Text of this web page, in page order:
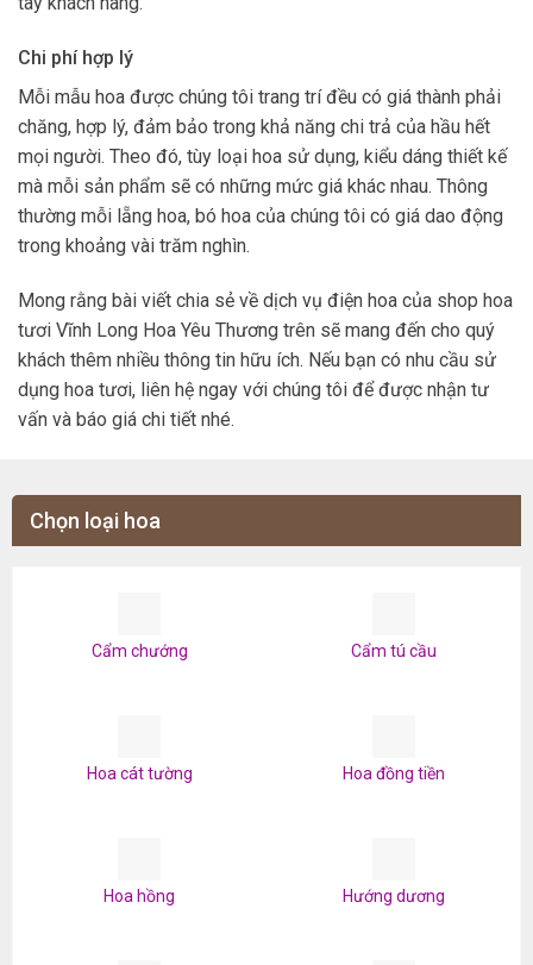
Chi phí hợp lý
Mỗi mẫu hoa được chúng tôi trang trí đều có giá thành phải
chăng, hợp lý, đảm bảo trong khả năng chi trả của hầu hết
mọi người. Theo đó, tùy loại hoa sử dụng, kiểu dáng thiết kế
mà mỗi sản phẩm sẽ có những mức giá khác nhau. Thông
thường mỗi lẵng hoa, bó hoa của chúng tôi có giá dao động
trong khoảng vài trăm nghìn.
Mong rằng bài viết chia sẻ về dịch vụ điện hoa của shop hoa
tươi Vĩnh Long Hoa Yêu Thương trên sẽ mang đến cho quý
khách thêm nhiều thông tin hữu ích. Nếu bạn có nhu cầu sử
dụng hoa tươi, liên hệ ngay với chúng tôi để được nhận tư
vấn và báo giá chi tiết nhé.
Chọn loại hoa
Cẩm chướng Cẩm tú cầu
Hoa cát tường Hoa đồng tiền
Hoa hồng Hướng dương